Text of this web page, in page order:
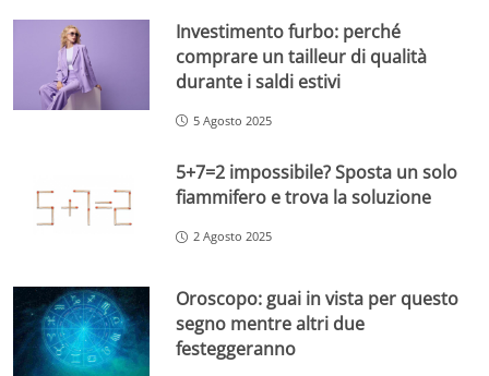
Investimento furbo: perché
comprare un tailleur di qualità
durante i saldi estivi
5 Agosto 2025
5+7=2 impossibile? Sposta un solo
fiammifero e trova la soluzione
2 Agosto 2025
Oroscopo: guai in vista per questo
segno mentre altri due
festeggeranno